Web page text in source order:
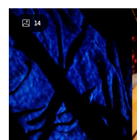
14